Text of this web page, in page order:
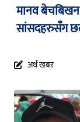
मानव बेचबिखन
सांसदहरुसँग
अर्थ खबर